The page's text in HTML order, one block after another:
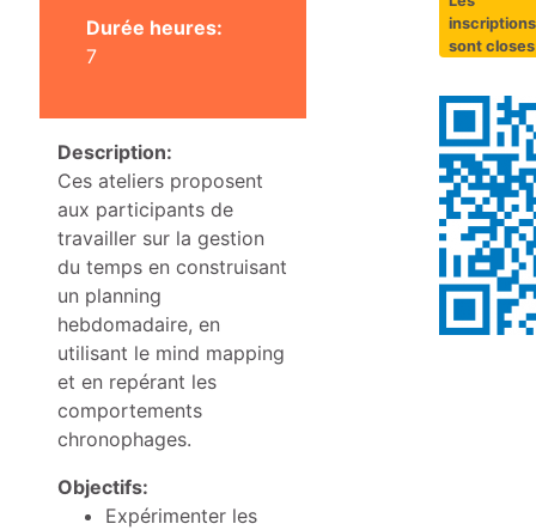
Durée heures:
7
Description:
Ces ateliers proposent
aux participants de
travailler sur la gestion
du temps en construisant
un planning
hebdomadaire, en
utilisant le mind mapping
et en repérant les
comportements
chronophages.
Objectifs:
Expérimenter les
inscriptions
sont closes